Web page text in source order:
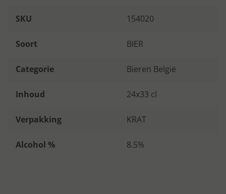
SKU 154020
Soort BIER
Categorie Bieren België
Inhoud 24x33 cl
Verpakking KRAT
Alcohol % 8.5%